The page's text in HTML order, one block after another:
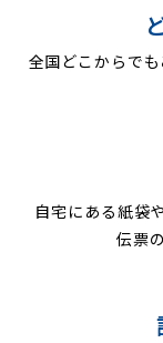
全国どこからで
自宅にある紙袋
伝票